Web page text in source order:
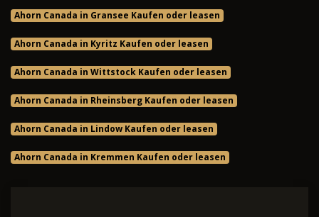
Ahorn Canada in Gransee Kaufen oder leasen
Ahorn Canada in Kyritz Kaufen oder leasen
Ahorn Canada in Wittstock Kaufen oder leasen
Ahorn Canada in Rheinsberg Kaufen oder leasen
Ahorn Canada in Lindow Kaufen oder leasen
Ahorn Canada in Kremmen Kaufen oder leasen